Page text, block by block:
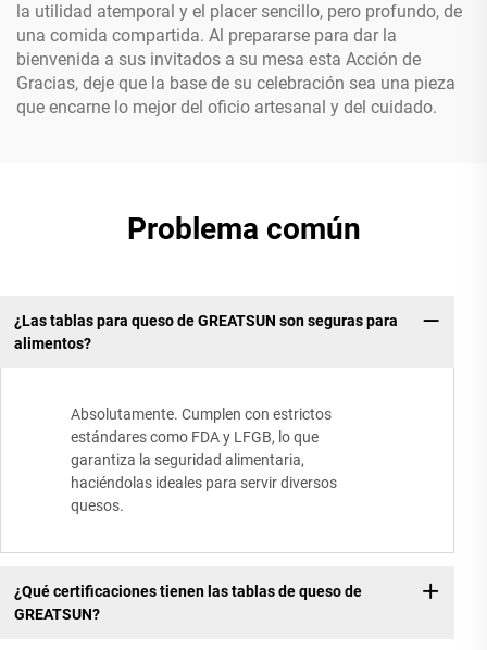
la utilidad atemporal y el placer sencillo, pero profundo, de
una comida compartida. Al prepararse para dar la
bienvenida a sus invitados a su mesa esta Acción de
Gracias, deje que la base de su celebración sea una pieza
que encarne lo mejor del oficio artesanal y del cuidado.
Problema común
¿Las tablas para queso de GREATSUN son seguras para
alimentos?
Absolutamente. Cumplen con estrictos
estándares como FDA y LFGB, lo que
garantiza la seguridad alimentaria,
haciéndolas ideales para servir diversos
quesos.
¿Qué certificaciones tienen las tablas de queso de
GREATSUN?